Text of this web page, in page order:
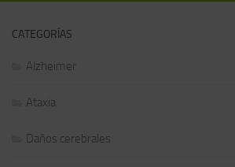
CATEGORÍAS
Alzheimer
Ataxia
Daños cerebrales